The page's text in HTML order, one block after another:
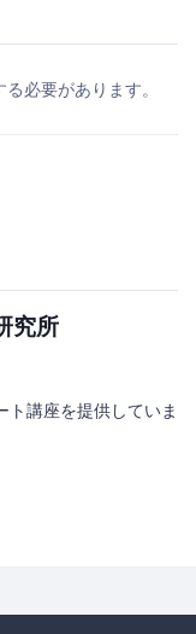
必要があります。
究所
ト講座を提供していま